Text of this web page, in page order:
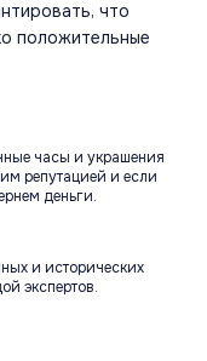
что
положительные
часы и украшения
репутацией и если
деньги.
и исторических
экспертов.